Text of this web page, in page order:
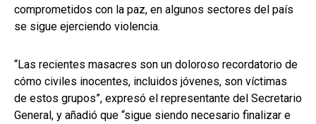
comprometidos con la paz, en algunos sectores del país
se sigue ejerciendo violencia.
“Las recientes masacres son un doloroso recordatorio de
cómo civiles inocentes, incluidos jóvenes, son víctimas
de estos grupos”, expresó el representante del Secretario
General, y añadió que “sigue siendo necesario finalizar e